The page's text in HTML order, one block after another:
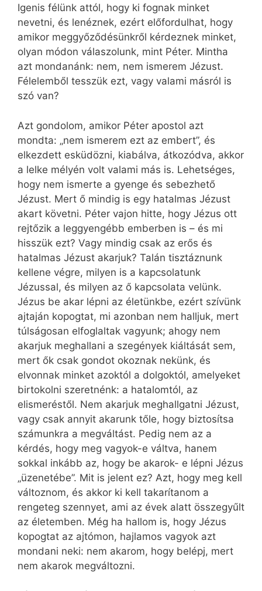
Igenis félünk attól, hogy ki fognak minket
nevetni, és lenéznek, ezért előfordulhat, hogy
amikor meggyőződésünkről kérdeznek minket,
olyan módon válaszolunk, mint Péter. Mintha
azt mondanánk: nem, nem ismerem Jézust.
Félelemből tesszük ezt, vagy valami másról is
szó van?
Azt gondolom, amikor Péter apostol azt
mondta: „nem ismerem ezt az embert”, és
elkezdett esküdözni, kiabálva, átkozódva, akkor
a lelke mélyén volt valami más is. Lehetséges,
hogy nem ismerte a gyenge és sebezhető
Jézust. Mert ő mindig is egy hatalmas Jézust
akart követni. Péter vajon hitte, hogy Jézus ott
rejtőzik a leggyengébb emberben is – és mi
hisszük ezt? Vagy mindig csak az erős és
hatalmas Jézust akarjuk? Talán tisztáznunk
kellene végre, milyen is a kapcsolatunk
Jézussal, és milyen az ő kapcsolata velünk.
Jézus be akar lépni az életünkbe, ezért szívünk
ajtaján kopogtat, mi azonban nem halljuk, mert
túlságosan elfoglaltak vagyunk; ahogy nem
akarjuk meghallani a szegények kiáltását sem,
mert ők csak gondot okoznak nekünk, és
elvonnak minket azoktól a dolgoktól, amelyeket
birtokolni szeretnénk: a hatalomtól, az
elismeréstől. Nem akarjuk meghallgatni Jézust,
vagy csak annyit akarunk tőle, hogy biztosítsa
számunkra a megváltást. Pedig nem az a
kérdés, hogy meg vagyok-e váltva, hanem
sokkal inkább az, hogy be akarok- e lépni Jézus
„üzenetébe”. Mit is jelent ez? Azt, hogy meg kell
változnom, és akkor ki kell takarítanom a
rengeteg szennyet, ami az évek alatt összegyűlt
az életemben. Még ha hallom is, hogy Jézus
kopogtat az ajtómon, hajlamos vagyok azt
mondani neki: nem akarom, hogy belépj, mert
nem akarok megváltozni.